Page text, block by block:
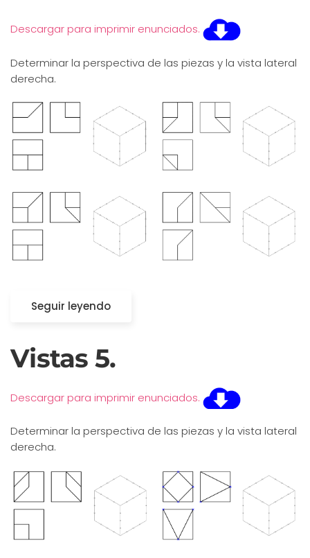
Descargar para imprimir enunciados.
Determinar la perspectiva de las piezas y la vista lateral
derecha.
Seguir leyendo
Vistas 5.
Descargar para imprimir enunciados.
Determinar la perspectiva de las piezas y la vista lateral
derecha.